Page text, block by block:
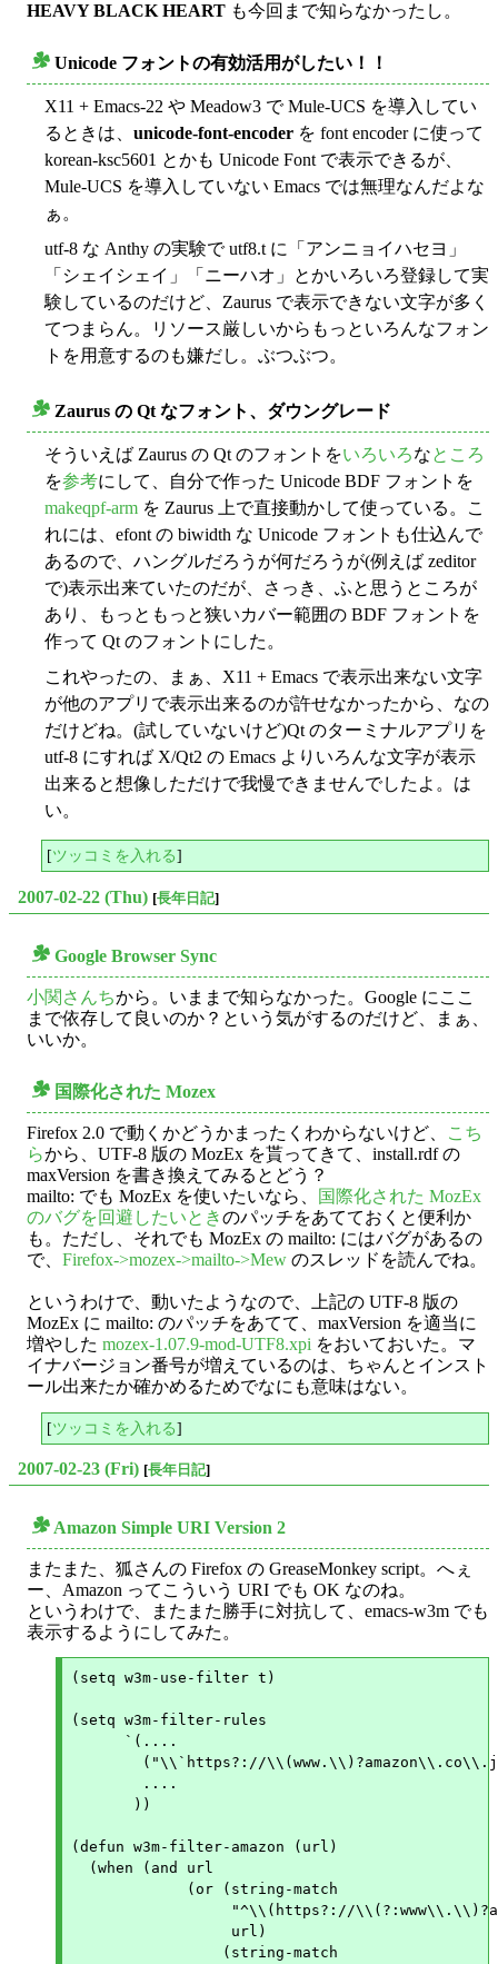
HEAVY BLACK HEART も今回まで知らなかったし。
Unicode フォントの有効活用がしたい！！
X11 + Emacs-22 や Meadow3 で Mule-UCS を導入してい
るときは、 unicode-font-encoder を font encoder に使って
korean-ksc5601 とかも Unicode Font で表示できるが、
Mule-UCS を導入していない Emacs では無理なんだよな
ぁ。
utf-8 な Anthy の実験で utf8.t に「アンニョイハセヨ」
「シェイシェイ」「ニーハオ」とかいろいろ登録して実
験しているのだけど、Zaurus で表示できない文字が多く
てつまらん。リソース厳しいからもっといろんなフォン
トを用意するのも嫌だし。ぶつぶつ。
Zaurus の Qt なフォント、ダウングレード
そういえば Zaurus の Qt のフォントをいろいろなところ
を参考にして、自分で作った Unicode BDF フォントを
makeqpf-arm を Zaurus 上で直接動かして使っている。こ
れには、efont の biwidth な Unicode フォントも仕込んで
あるので、ハングルだろうが何だろうが(例えば zeditor
で)表示出来ていたのだが、さっき、ふと思うところが
あり、もっともっと狭いカバー範囲の BDF フォントを
作って Qt のフォントにした。
これやったの、まぁ、X11 + Emacs で表示出来ない文字
が他のアプリで表示出来るのが許せなかったから、なの
だけどね。(試していないけど)Qt のターミナルアプリを
utf-8 にすれば X/Qt2 の Emacs よりいろんな文字が表示
出来ると想像しただけで我慢できませんでしたよ。は
い。
[ツッコミを入れる]
2007-02-22 (Thu) [長年日記]
Google Browser Sync
小関さんちから。いままで知らなかった。Google にここ
まで依存して良いのか？という気がするのだけど、まぁ、
いいか。
国際化された Mozex
Firefox 2.0 で動くかどうかまったくわからないけど、
こち
らから、UTF-8 版の MozEx を貰ってきて、install.rdf の
maxVersion を書き換えてみるとどう？
mailto: でも MozEx を使いたいなら、
国際化された MozEx
のバグを回避したいときのパッチをあてておくと便利か
も。ただし、それでも MozEx の mailto: にはバグがあるの
で、 Firefox->mozex->mailto->Mew のスレッドを読んでね。
というわけで、動いたようなので、上記の UTF-8 版の
MozEx に mailto: のパッチをあてて、maxVersion を適当に
増やした mozex-1.07.9-mod-UTF8.xpi をおいておいた。マ
イナバージョン番号が増えているのは、ちゃんとインスト
ール出来たか確かめるためでなにも意味はない。
[ツッコミを入れる]
2007-02-23 (Fri) [長年日記]
Amazon Simple URI Version 2
またまた、狐さんの Firefox の GreaseMonkey script。へぇ
ー、Amazon ってこういう URI でも OK なのね。
というわけで、またまた勝手に対抗して、emacs-w3m でも
表示するようにしてみた。
(setq w3m-use-filter t)
(setq w3m-filter-rules
      `(....
        ....
       ))
(defun w3m-filter-amazon (url)
  (when (and url